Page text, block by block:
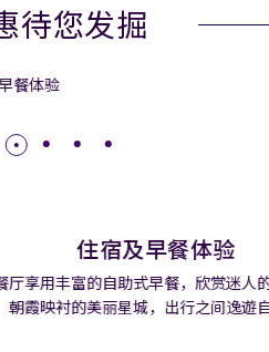
待您发掘
早餐体验
早餐，欣赏迷人的城市风光，邂逅
，出行之间逸遊自如。